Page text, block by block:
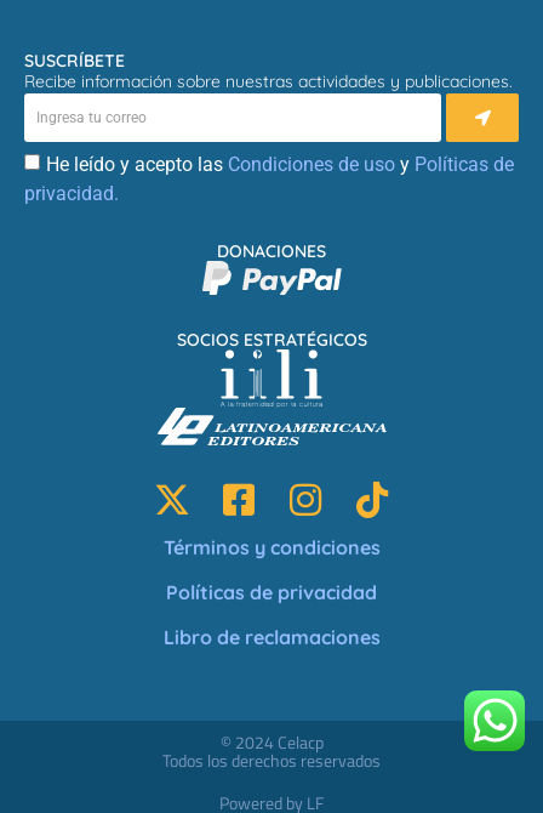
SUSCRÍBETE
Recibe información sobre nuestras actividades y publicaciones.
He leído y acepto las Condiciones de uso y Políticas de
privacidad.
SOCIOS ESTRATÉGICOS
DONACIONES
Términos y condiciones
Políticas de privacidad
Libro de reclamaciones
© 2024 Celacp
Todos los derechos reservados
Powered by LF